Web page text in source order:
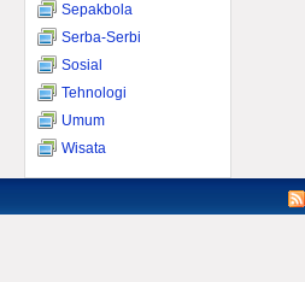
Sepakbola
Serba-Serbi
Sosial
Tehnologi
Umum
Wisata